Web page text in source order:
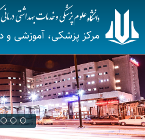
مرکز پزشکی، آموزشی و